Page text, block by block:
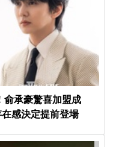
俞承豪驚喜加盟成
在感決定提前登場